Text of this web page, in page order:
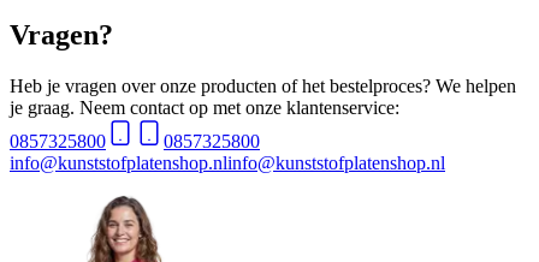
Vragen?
Heb je vragen over onze producten of het bestelproces? We helpen
je graag. Neem contact op met onze klantenservice:
0857325800
0857325800
info@kunststofplatenshop.nlinfo@kunststofplatenshop.nl